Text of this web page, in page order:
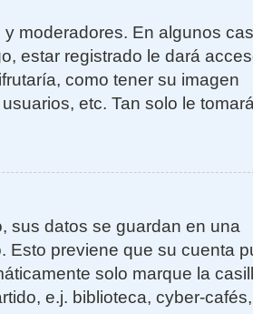
moderadores. En algunos
estar registrado le dará
como tener su imagen
etc. Tan solo le tomará
sus datos se guardan en una
Esto previene que su cuenta
solo marque la
e.j. biblioteca, cyber-